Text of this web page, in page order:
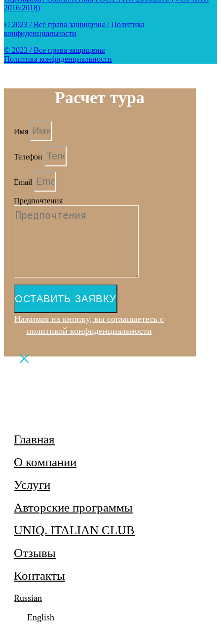
2016:2018)
© 2023 / Все права защищены / Политика
конфиденциальности
© 2023 / Все права защищены
Политика конфиденциальности
Расчет тура
Имя
Телефон
Email
Предпочтения
ОСТАВИТЬ ЗАЯВКУ
Нажимая на кнопку, вы соглашаетесь с
политикой конфиденциальности
Главная
О компании
Услуги
Авторские программы
UNIQ. ITALIAN CLUB
Отзывы
Контакты
Russian
English